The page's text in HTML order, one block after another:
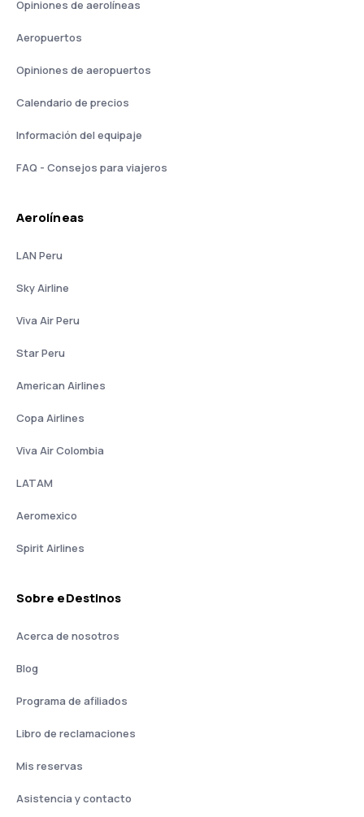
Opiniones de aerolíneas
Aeropuertos
Opiniones de aeropuertos
Calendario de precios
Información del equipaje
FAQ - Consejos para viajeros
Aerolíneas
LAN Peru
Sky Airline
Viva Air Peru
Star Peru
American Airlines
Copa Airlines
Viva Air Colombia
LATAM
Aeromexico
Spirit Airlines
Sobre eDestinos
Acerca de nosotros
Blog
Programa de afiliados
Libro de reclamaciones
Mis reservas
Asistencia y contacto